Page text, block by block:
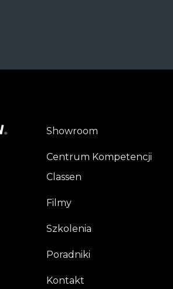
Showroom
Centrum Kompetencji
Classen
Filmy
Szkolenia
Poradniki
Kontakt